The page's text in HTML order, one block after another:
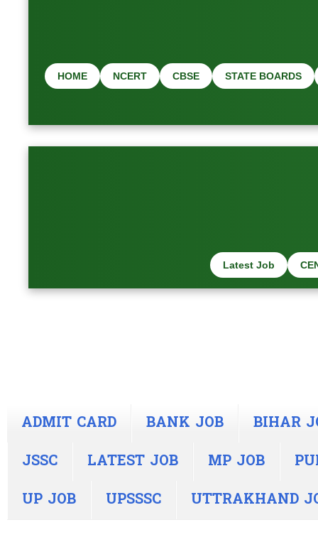
HOME NCERT CBSE STATE BOARDS
Latest Job
ADMIT CARD BANK JOB
BIHAR
JSSC
LATEST JOB MP JOB
UP JOB
UPSSSC UTTRAKHAND